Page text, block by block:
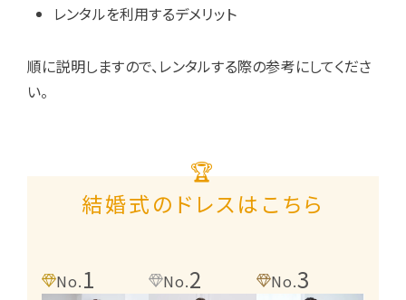
レンタルを利用するデメリット
順に説明しますので、レンタルする際の参考にしてくださ
い。
🏆
結婚式のドレスはこちら
No.1 No.2 No.3